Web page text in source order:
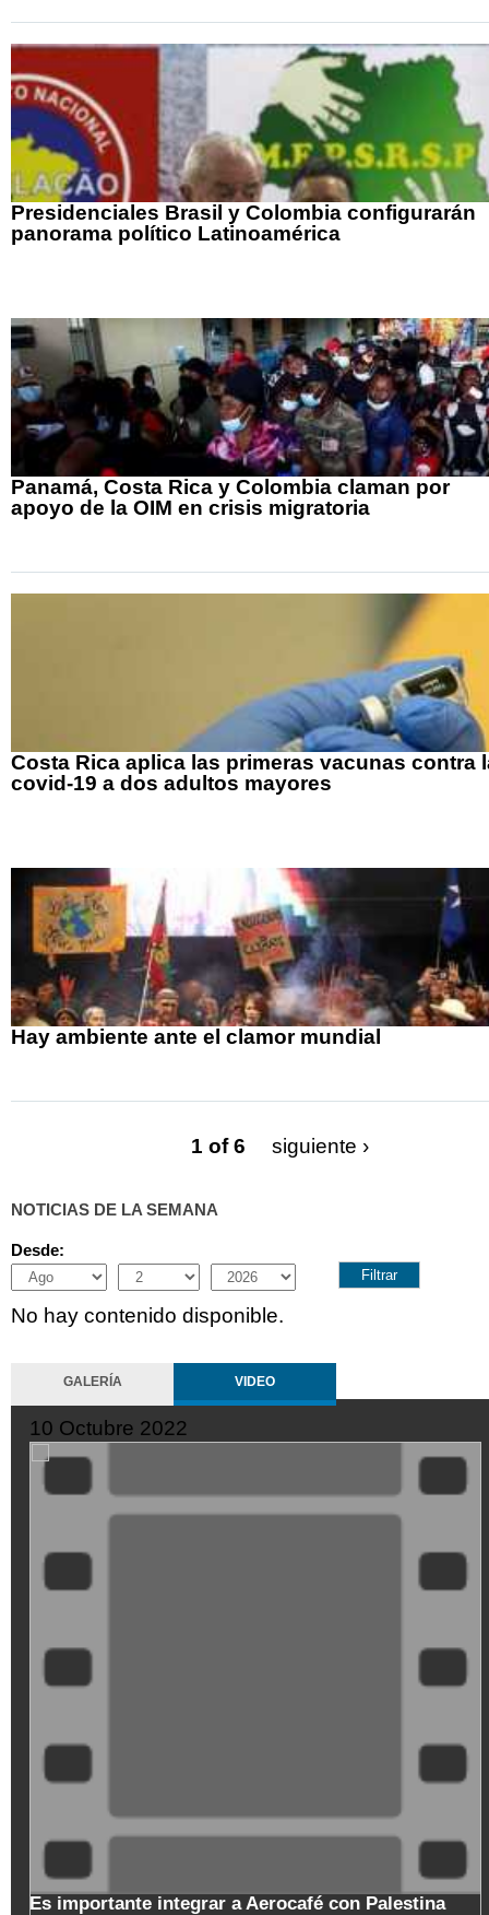
Presidenciales Brasil y Colombia configurarán
panorama político Latinoamérica
Panamá, Costa Rica y Colombia claman por
apoyo de la OIM en crisis migratoria
Costa Rica aplica las primeras vacunas contra
covid-19 a dos adultos mayores
Hay ambiente ante el clamor mundial
1 of 6 siguiente ›
NOTICIAS DE LA SEMANA
Desde:
Month
Day Year
No hay contenido disponible.
GALERÍA VIDEO
10 Octubre 2022
XDGVyvJOFpI
Copa Nacional de Baloncesto en el